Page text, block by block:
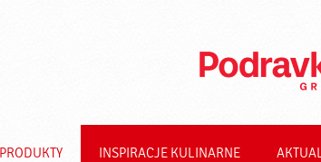
PRODUKTY INSPIRACJE KULINARNE